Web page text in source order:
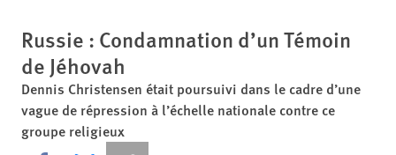
Russie : Condamnation d’un Témoin
de Jéhovah
Dennis Christensen était poursuivi dans le cadre d’une
vague de répression à l’échelle nationale contre ce
groupe religieux